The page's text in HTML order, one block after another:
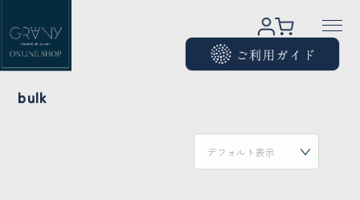
bulk